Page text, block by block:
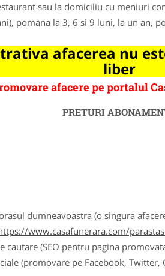
sau la domiciliu cu meniuri
pomana la 3, 6 si 9 luni, la un an,
afacerea nu
liber
afacere pe portalul
PRETURI
dumneavoastra (o singura
www.casafunerara.com/
(SEO pentru pagina
(promovare pe Facebook, Twitter,